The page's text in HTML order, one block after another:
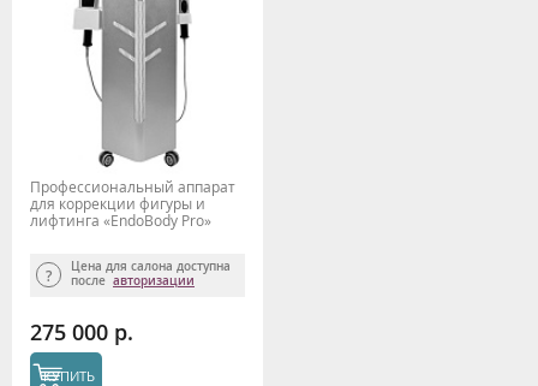
Профессиональный аппарат
для коррекции фигуры и
лифтинга «EndoBody Pro»
Цена для салона доступна
после авторизации
275 000 р.
КУПИТЬ